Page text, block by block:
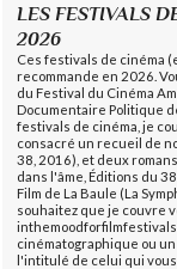
LES FESTIVALS
2026
Ces festivals de cinéma
recommande en 2026.
du Festival du Cinéma
Documentaire Politique
festivals de cinéma, je
consacré un recueil de
38, 2016), et deux
dans l'âme, Éditions du
Film de La Baule (La
souhaitez que je couvre
cinématographique ou
l'intitulé de celui qui